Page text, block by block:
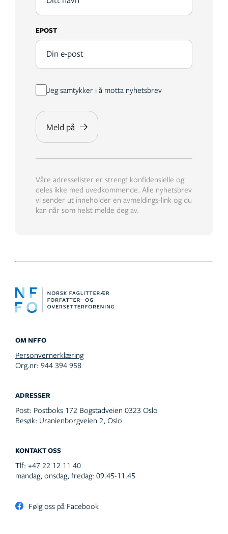
OM NFFO
Personvernerklæring
Org.nr: 944 394 958
ADRESSER
Post: Postboks 172 Bogstadveien 0323 Oslo
Besøk: Uranienborgveien 2, Oslo
KONTAKT OSS
Tlf: +47 22 12 11 40
mandag, onsdag, fredag: 09.45-11.45
Følg oss på Facebook
EPOST
Jeg samtykker i å motta nyhetsbrev
Våre adresselister er strengt konfidensielle og
deles ikke med uvedkommende. Alle nyhetsbrev
vi sender ut inneholder en avmeldings-link og du
kan når som helst melde deg av.